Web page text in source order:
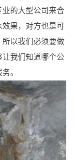
的大型公司来合
果，对方也是可
以我们必须要做
我们知道哪个公
。